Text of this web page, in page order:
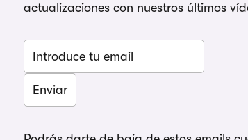
actualizaciones con nuestros últimos